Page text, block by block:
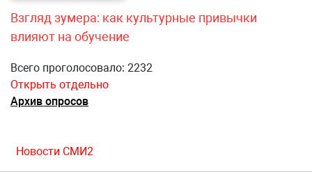
Взгляд зумера: как культурные привычки
влияют на обучение
Всего проголосовало: 2232
Открыть отдельно
Архив опросов
Новости СМИ2